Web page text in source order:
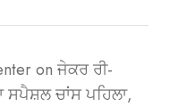
on ਜੇਕਰ ਰੀ-
ਚਾਂਸ ਪਹਿਲਾ,